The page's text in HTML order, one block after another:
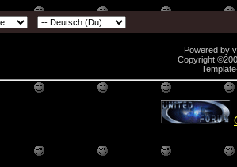
Powered by
Copyright